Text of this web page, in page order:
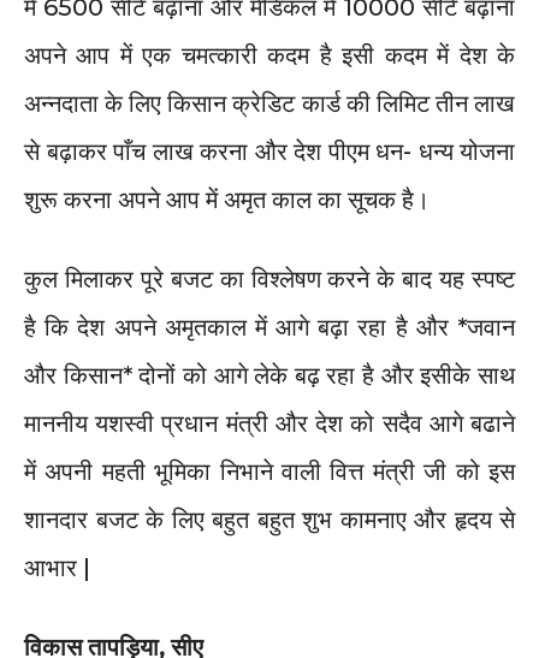
में 6500 सीटे बढ़ाना और मेडिकल में 10000 सीटे बढ़ाना
अपने आप में एक चमत्कारी कदम है इसी कदम में देश के
अन्नदाता के लिए किसान क्रेडिट कार्ड की लिमिट तीन लाख
से बढ़ाकर पाँच लाख करना और देश पीएम धन- धन्य योजना
शुरू करना अपने आप में अमृत काल का सूचक है।
कुल मिलाकर पूरे बजट का विश्लेषण करने के बाद यह स्पष्ट
है कि देश अपने अमृतकाल में आगे बढ़ा रहा है और *जवान
और किसान* दोनों को आगे लेके बढ़ रहा है और इसीके साथ
माननीय यशस्वी प्रधान मंत्री और देश को सदैव आगे बढाने
में अपनी महती भूमिका निभाने वाली वित्त मंत्री जी को इस
शानदार बजट के लिए बहुत बहुत शुभ कामनाए और हृदय से
आभार |
विकास तापड़िया, सीए